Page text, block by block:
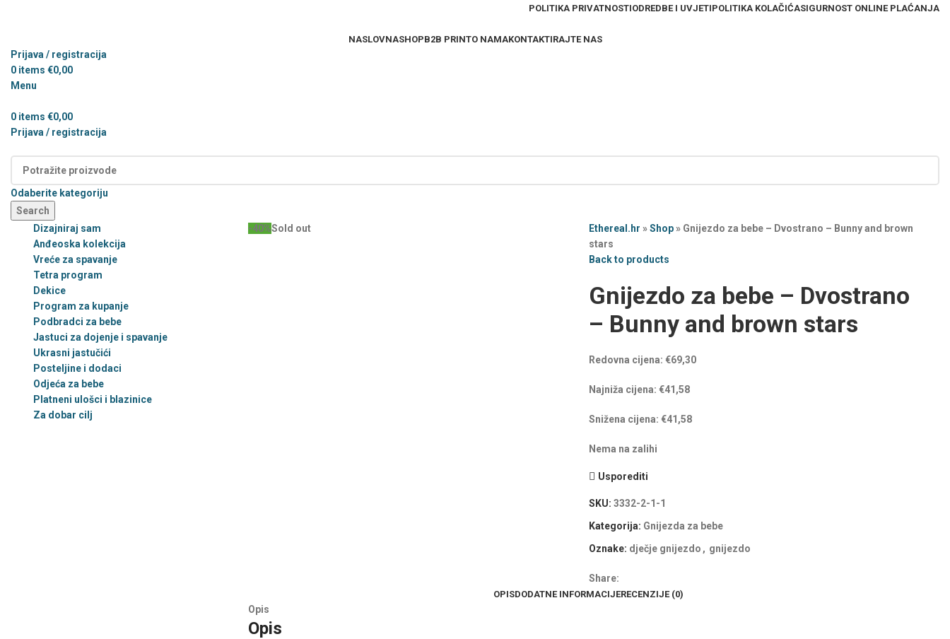
POLITIKA PRIVATNOSTIODREDBE I UVJETIPOLITIKA KOLAČIĆASIGURNOST ONLINE PLAĆANJA
NASLOVNASHOPB2B PRINTO NAMAKONTAKTIRAJTE NAS
Prijava / registracija
0 items €0,00
Menu
0 items €0,00
Prijava / registracija
Odaberite kategoriju
Search
-40%Sold out Ethereal.hr »Shop» Gnijezdo za bebe – Dvostrano – Bunny and brown
stars
Back to products
Gnijezdo za bebe – Dvostrano
– Bunny and brown stars
Redovna cijena: €69,30
Najniža cijena: €41,58
Snižena cijena: €41,58
Nema na zalihi
Usporediti
SKU: 3332-2-1-1
Kategorija: Gnijezda za bebe
Oznake: dječje gnijezdo , gnijezdo
Share:
OPISDODATNE INFORMACIJERECENZIJE (0)
Opis
Opis
Dizajniraj sam
Anđeoska kolekcija
Vreće za spavanje
Tetra program
Dekice
Program za kupanje
Podbradci za bebe
Jastuci za dojenje i spavanje
Ukrasni jastučići
Posteljine i dodaci
Odjeća za bebe
Platneni ulošci i blazinice
Za dobar cilj